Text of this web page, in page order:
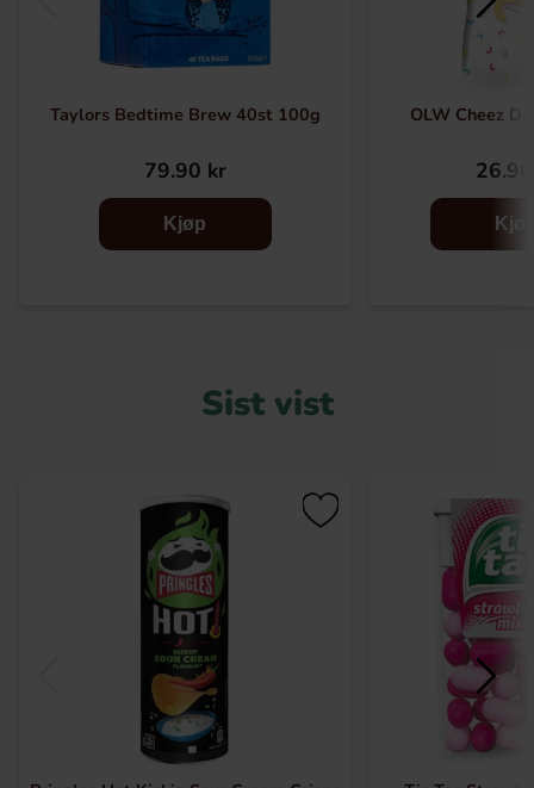
Taylors Bedtime Brew 40st 100g
79.90 kr
Kjøp
OLW Cheez
Sist vist